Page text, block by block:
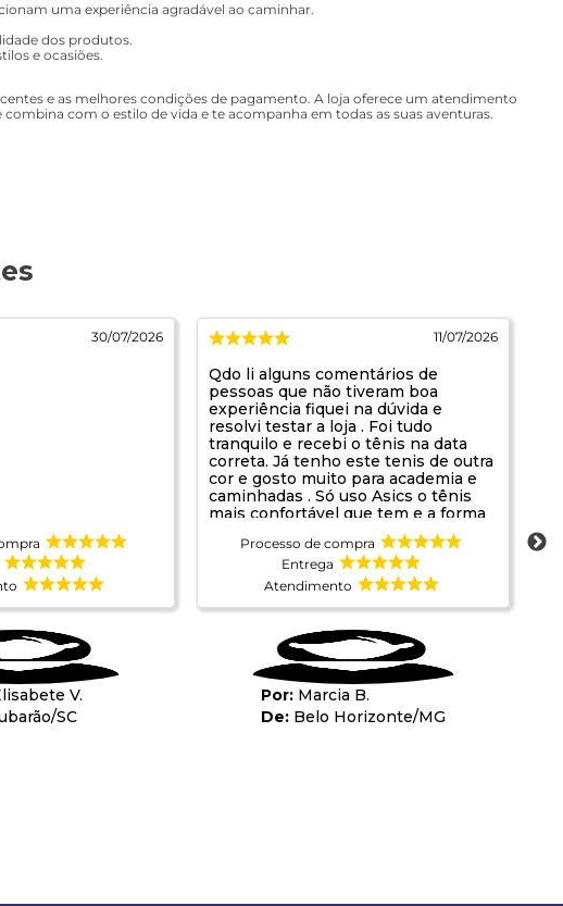
uma experiência agradável ao caminhar.
dos produtos.
e ocasiões.
e as melhores condições de pagamento. A loja oferece um atendimento
com o estilo de vida e te acompanha em todas as suas aventuras.
30/07/2026
V.
/SC
11/07/2026
Qdo li alguns comentários de
pessoas que não tiveram boa
experiência fiquei na dúvida e
resolvi testar a loja . Foi tudo
tranquilo e recebi o tênis na data
correta. Já tenho este tenis de outra
cor e gosto muito para academia e
caminhadas . Só uso Asics o tênis
mais confortável que tem e a forma
é mais larga não apertando os pés .
Parabéns a empresa pois não
conhecia sou de Belo Horizonte. Foi
uma boa oportunidade de conhecer
Processo de compra
Entrega
Atendimento
Marcia B.
Belo Horizonte/MG